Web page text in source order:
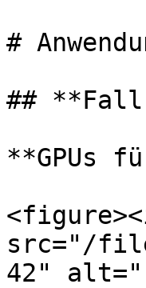
#
##
**GPUs
src="/
42"